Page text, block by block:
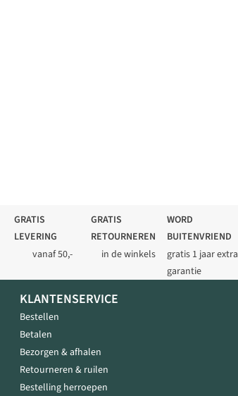
GRATIS
LEVERING
vanaf 50,-
GRATIS
RETOURNEREN
in de winkels
WORD
BUITENVRIEND
gratis 1 jaar extra
garantie
KLANTENSERVICE
Bestellen
Betalen
Bezorgen & afhalen
Retourneren & ruilen
Bestelling herroepen